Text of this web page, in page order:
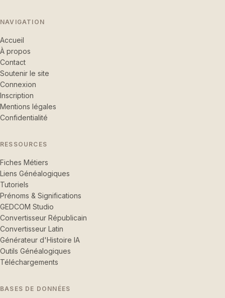
NAVIGATION
Accueil
À propos
Contact
Soutenir le site
Connexion
Inscription
Mentions légales
Confidentialité
RESSOURCES
Fiches Métiers
Liens Généalogiques
Tutoriels
Prénoms & Significations
GEDCOM Studio
Convertisseur Républicain
Convertisseur Latin
Générateur d'Histoire IA
Outils Généalogiques
Téléchargements
BASES DE DONNÉES